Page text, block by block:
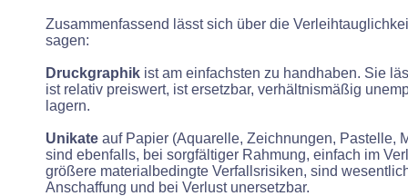
Zusammenfassend lässt sich über die
sagen:
Druckgraphik ist am einfachsten zu handhaben. Sie
ist relativ preiswert, ist ersetzbar, verhältnismäßig
lagern.
Unikate auf Papier (Aquarelle, Zeichnungen, Pastelle,
sind ebenfalls, bei sorgfältiger Rahmung, einfach im
größere materialbedingte Verfallsrisiken, sind
Anschaffung und bei Verlust unersetzbar.